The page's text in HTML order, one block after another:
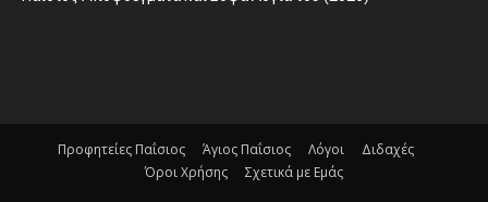
Προφητείες Παΐσιος Άγιος Παΐσιος Λόγοι
Διδαχές
Όροι Χρήσης
Σχετικά με Εμάς